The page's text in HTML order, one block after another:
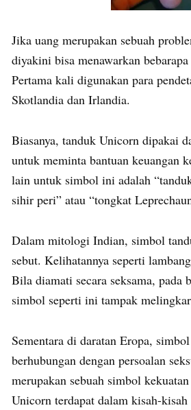
Jika uang merupakan sebuah
diyakini bisa menawarkan
Pertama kali digunakan para
Skotlandia dan Irlandia.
Biasanya, tanduk Unicorn dipakai
untuk meminta bantuan keuangan
lain untuk simbol ini adalah
sihir peri” atau “tongkat
Dalam mitologi Indian, simbol
sebut. Kelihatannya seperti
Bila diamati secara seksama, pada
simbol seperti ini tampak
Sementara di daratan Eropa,
berhubungan dengan persoalan
merupakan sebuah simbol
Unicorn terdapat dalam kisah-